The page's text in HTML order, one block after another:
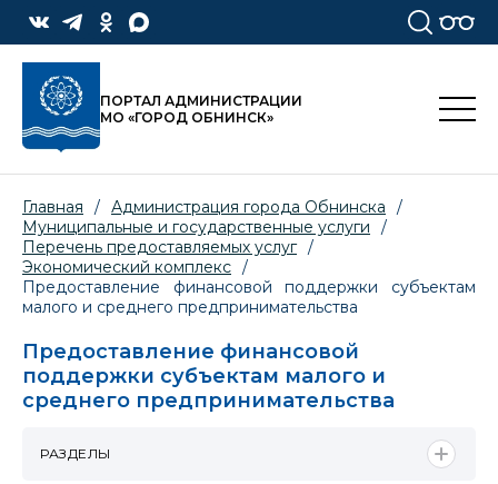
ПОРТАЛ АДМИНИСТРАЦИИ
МО «ГОРОД ОБНИНСК»
Главная / Администрация города Обнинска
/
Муниципальные и государственные услуги
/
Перечень предоставляемых услуг /
Экономический комплекс /
Предоставление финансовой поддержки субъектам
малого и среднего предпринимательства
Предоставление финансовой
поддержки субъектам малого и
среднего предпринимательства
РАЗДЕЛЫ